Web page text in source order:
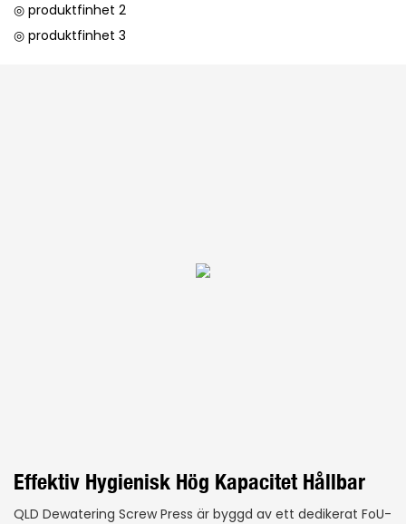
◎ produktfinhet 2
◎ produktfinhet 3
Effektiv Hygienisk Hög Kapacitet Hållbar
QLD Dewatering Screw Press är byggd av ett dedikerat FoU-